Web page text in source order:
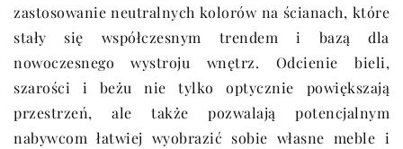
zastosowanie neutralnych kolorów na ścianach, które
stały się współczesnym trendem i bazą dla
nowoczesnego wystroju wnętrz. Odcienie bieli,
szarości i beżu nie tylko optycznie powiększają
przestrzeń, ale także pozwalają potencjalnym
nabywcom łatwiej wyobrazić sobie własne meble i